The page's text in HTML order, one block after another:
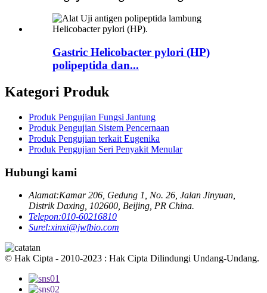
Gastric Helicobacter pylori (HP)
polipeptida dan...
Kategori Produk
Produk Pengujian Fungsi Jantung
Produk Pengujian Sistem Pencernaan
Produk Pengujian terkait Eugenika
Produk Pengujian Seri Penyakit Menular
Hubungi kami
Alamat:Kamar 206, Gedung 1, No. 26, Jalan Jinyuan,
Distrik Daxing, 102600, Beijing, PR China.
Telepon:010-60216810
Surel:xinxi@jwfbio.com
© Hak Cipta - 2010-2023 : Hak Cipta Dilindungi Undang-Undang.